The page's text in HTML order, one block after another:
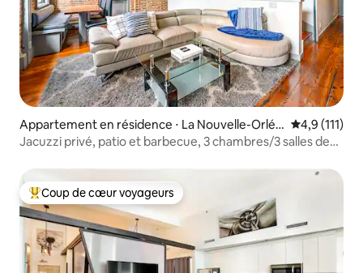
Appartement en résidence ⋅ La Nouvelle-Orléa
ns
Évaluation
4,9 (111)
Jacuzzi privé, patio et barbecue, 3 chambres/3 salles de
Coups de cœur voyageurs les plus appréciés
Coup de cœur voyageurs